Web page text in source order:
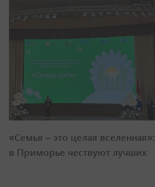
«Семья – это целая вселенная»:
в Приморье чествуют лучших